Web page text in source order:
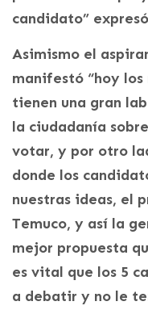
candidato”
Asimismo el
manifestó “hoy
tienen una gran
la ciudadanía
votar, y por otro
donde los
nuestras ideas, el
Temuco, y así la
mejor propuesta
es vital que los 5
a debatir y no le